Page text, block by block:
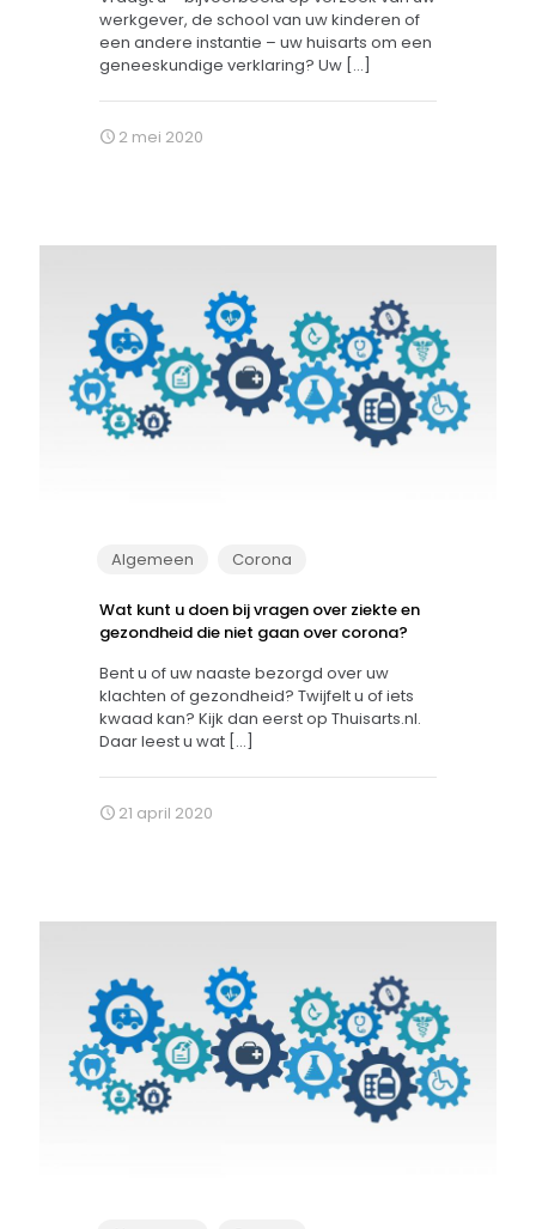
werkgever, de school van uw kinderen of
een andere instantie – uw huisarts om een
geneeskundige verklaring? Uw […]
2 mei 2020
Algemeen Corona
Wat kunt u doen bij vragen over ziekte en
gezondheid die niet gaan over corona?
Bent u of uw naaste bezorgd over uw
klachten of gezondheid? Twijfelt u of iets
kwaad kan? Kijk dan eerst op Thuisarts.nl.
Daar leest u wat […]
21 april 2020